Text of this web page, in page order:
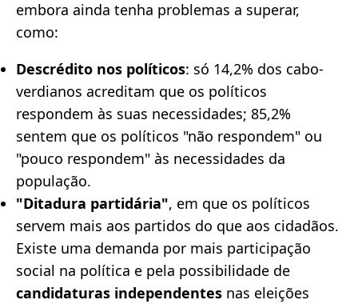
embora ainda tenha problemas a superar,
como:
Descrédito nos políticos: só 14,2% dos cabo-
verdianos acreditam que os políticos
respondem às suas necessidades; 85,2%
sentem que os políticos "não respondem" ou
"pouco respondem" às necessidades da
população.
"Ditadura partidária", em que os políticos
servem mais aos partidos do que aos cidadãos.
Existe uma demanda por mais participação
social na política e pela possibilidade de
candidaturas independentes nas eleições